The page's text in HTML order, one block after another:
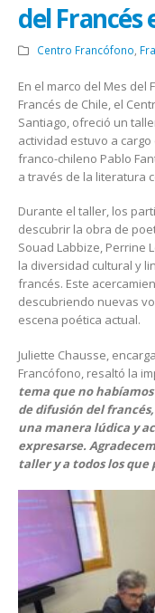
del Francés
Centro Francófono
En el marco del Mes del
Francés de Chile, el
Santiago, ofreció un
actividad estuvo a
franco-chileno Pablo
a través de la literatura
Durante el taller, los
descubrir la obra de
Souad Labbize, Perrine
la diversidad cultural y
francés. Este
descubriendo nuevas
escena poética actual.
Juliette Chausse,
Francófono, resaltó la
tema que no
de difusión del
una manera lúdica y
expresarse.
taller y a todos los que